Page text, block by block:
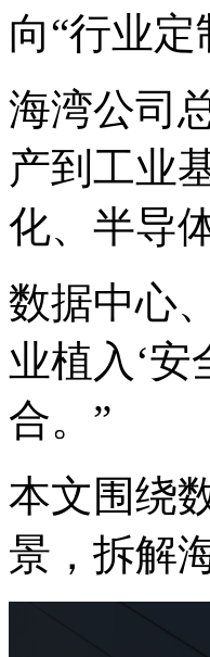
向“行业定
海湾公司
产到工业
化、半导体
数据中心
业植入‘
合。”
本文围绕
景，拆解